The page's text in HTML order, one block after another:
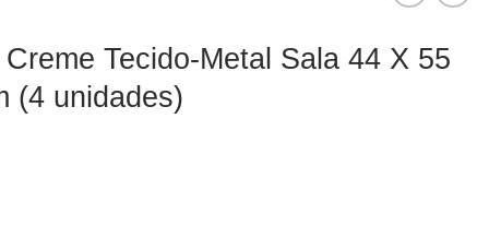
Tecido-Metal Sala 44 X 55
(4 unidades)